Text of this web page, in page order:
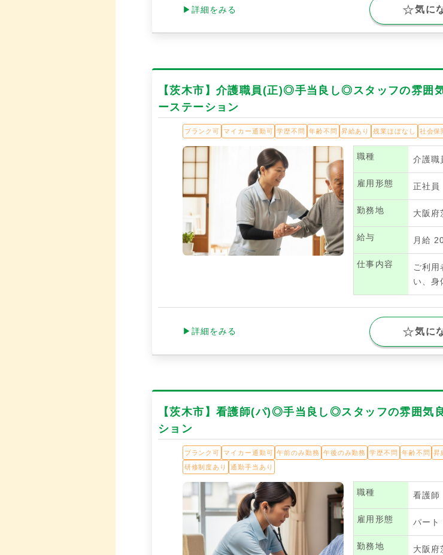
▶詳細をみる 気に
【茨木市】介護職員(正)◎手当良し◎スタッフの雰囲
ーステーション
ブランク可 マイカー通勤可 学歴不問 年齢不問 昇給あり 残業ほぼなし 社会保
職種 介護職
雇用形態 正社員
勤務地 大阪府
給与 月給
仕事内容
ご利
い、身
▶詳細をみる 気に
【茨木市】看護師(パ)◎手当良し◎スタッフの雰囲気
ション
ブランク可 マイカー通勤可 午前のみ勤務 午後のみ勤務 学歴不問 年齢不問 昇
研修制度あり
通勤手当あり
職種 看護師
雇用形態 パート
勤務地 大阪